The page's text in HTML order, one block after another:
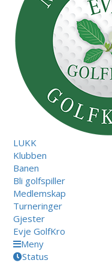
LUKK
Klubben
Banen
Bli golfspiller
Medlemskap
Turneringer
Gjester
Evje GolfKro
Meny
Status